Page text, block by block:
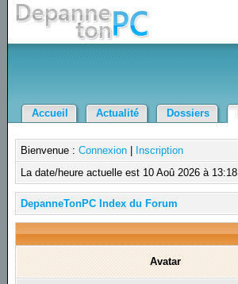
Accueil Actualité Dossiers
Bienvenue :Connexion
Inscription
La date/heure actuelle est 10 Aoû 2026 à 13:18
DepanneTonPC Index du Forum
Avatar